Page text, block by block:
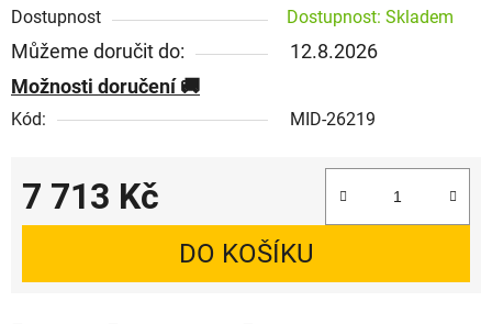
Dostupnost Dostupnost: Skladem
Můžeme doručit do:
12.8.2026
Možnosti doručení
Kód: MID-26219
7 713 Kč
Měrná cena:
DO KOŠÍKU